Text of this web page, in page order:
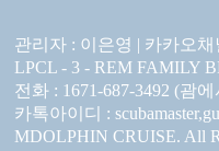
관리자 : 이은영 | 카카오채
LPCL - 3 - REM FAMILY
전화 : 1671-687-3492 (괌에
카톡아이디 :
MDOLPHIN CRUISE. All